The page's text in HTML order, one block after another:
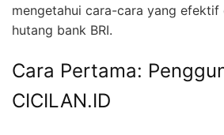
mengetahui cara-cara yang efektif
hutang bank BRI.
Cara Pertama:
CICILAN.ID